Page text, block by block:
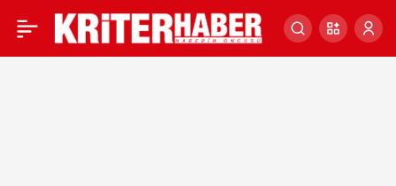
Hakkari’de ekipler 0